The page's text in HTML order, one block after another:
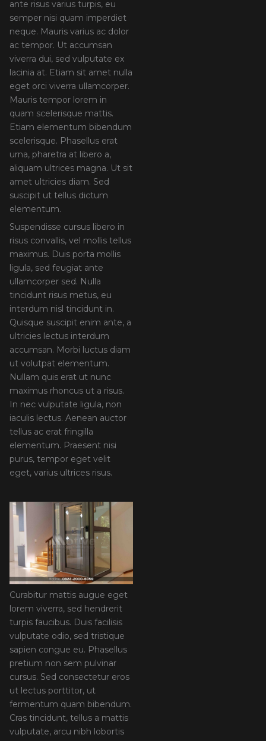
ante risus varius turpis, eu
semper nisi quam imperdiet
neque. Mauris varius ac dolor
ac tempor. Ut accumsan
viverra dui, sed vulputate ex
lacinia at. Etiam sit amet nulla
eget orci viverra ullamcorper.
Mauris tempor lorem in
quam scelerisque mattis.
Etiam elementum bibendum
scelerisque. Phasellus erat
urna, pharetra at libero a,
aliquam ultrices magna. Ut sit
amet ultricies diam. Sed
suscipit ut tellus dictum
elementum.
Suspendisse cursus libero in
risus convallis, vel mollis tellus
maximus. Duis porta mollis
ligula, sed feugiat ante
ullamcorper sed. Nulla
tincidunt risus metus, eu
interdum nisl tincidunt in.
Quisque suscipit enim ante, a
ultricies lectus interdum
accumsan. Morbi luctus diam
ut volutpat elementum.
Nullam quis erat ut nunc
maximus rhoncus ut a risus.
In nec vulputate ligula, non
iaculis lectus. Aenean auctor
tellus ac erat fringilla
elementum. Praesent nisi
purus, tempor eget velit
eget, varius ultrices risus.
Curabitur mattis augue eget
lorem viverra, sed hendrerit
turpis faucibus. Duis facilisis
vulputate odio, sed tristique
sapien congue eu. Phasellus
pretium non sem pulvinar
cursus. Sed consectetur eros
ut lectus porttitor, ut
fermentum quam bibendum.
Cras tincidunt, tellus a mattis
vulputate, arcu nibh lobortis